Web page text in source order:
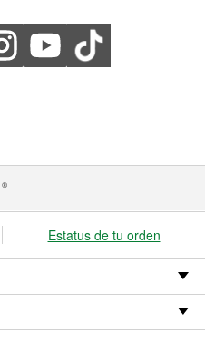
®
Estatus de tu orden